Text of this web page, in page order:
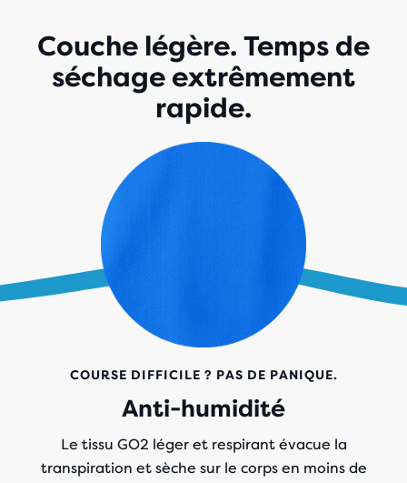
Couche légère. Temps de
séchage extrêmement
rapide.
COURSE DIFFICILE ? PAS DE PANIQUE.
Anti-humidité
Le tissu GO2 léger et respirant évacue la
transpiration et sèche sur le corps en moins de